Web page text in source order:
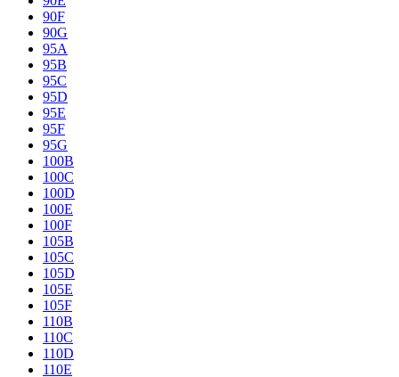
90F
90G
95A
95B
95C
95D
95E
95F
95G
100B
100C
100D
100E
100F
105B
105C
105D
105E
105F
110B
110C
110D
110E